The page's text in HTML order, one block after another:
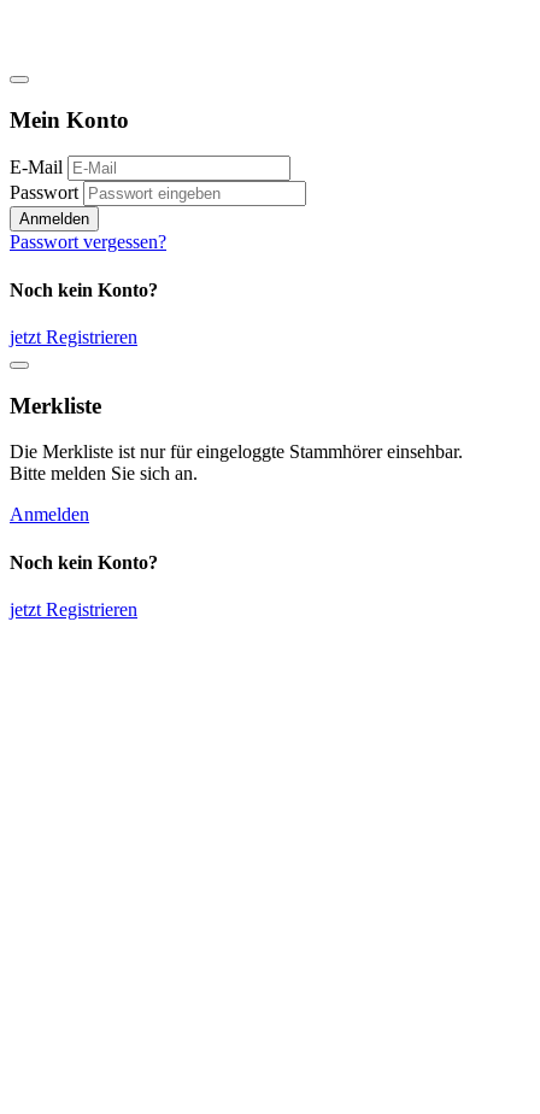
Mein Konto
E-Mail
Passwort
Anmelden
Passwort vergessen?
Noch kein Konto?
jetzt Registrieren
Merkliste
Die Merkliste ist nur für eingeloggte Stammhörer einsehbar.
Bitte melden Sie sich an.
Anmelden
Noch kein Konto?
jetzt Registrieren